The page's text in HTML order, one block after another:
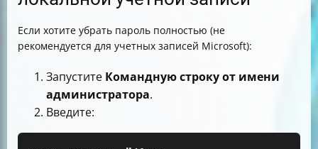
Если хотите убрать пароль полностью (не
рекомендуется для учетных записей Microsoft):
Запустите Командную строку от имени
администратора.
Введите: